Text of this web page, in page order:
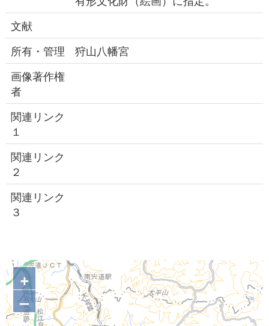
文献
所有・管理
狩山八幡宮
画像著作権
者
関連リンク
１
関連リンク
２
関連リンク
３
+
–